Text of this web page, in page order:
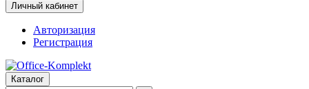
Личный кабинет
Авторизация
Регистрация
Каталог